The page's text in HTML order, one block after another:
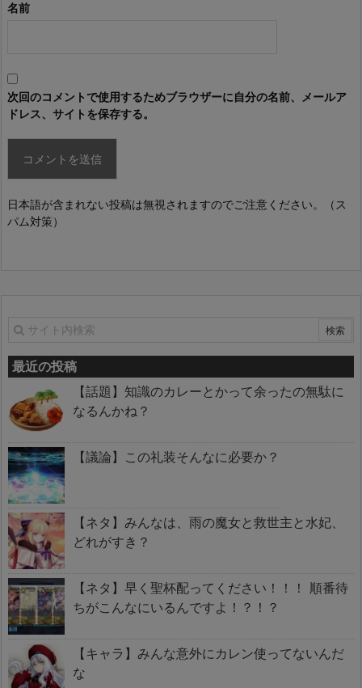
名前
次回のコメントで使用するためブラウザーに自分の名前、メールア
ドレス、サイトを保存する。
日本語が含まれない投稿は無視されますのでご注意ください。（ス
パム対策）
最近の投稿
【話題】知識のカレーとかって余ったの無駄に
なるんかね？
【議論】この礼装そんなに必要か？
【ネタ】みんなは、雨の魔女と救世主と水妃、
どれがすき？
【ネタ】早く聖杯配ってください！！！ 順番待
ちがこんなにいるんですよ！？！？
【キャラ】みんな意外にカレン使ってないんだ
な